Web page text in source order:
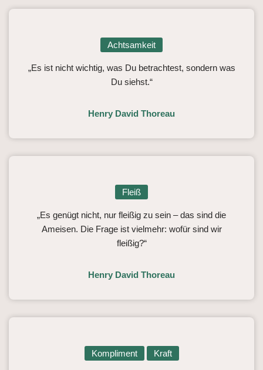
Achtsamkeit
„Es ist nicht wichtig, was Du betrachtest, sondern was
Du siehst.“
Henry David Thoreau
Fleiß
„Es genügt nicht, nur fleißig zu sein – das sind die
Ameisen. Die Frage ist vielmehr: wofür sind wir
fleißig?“
Henry David Thoreau
Kompliment Kraft